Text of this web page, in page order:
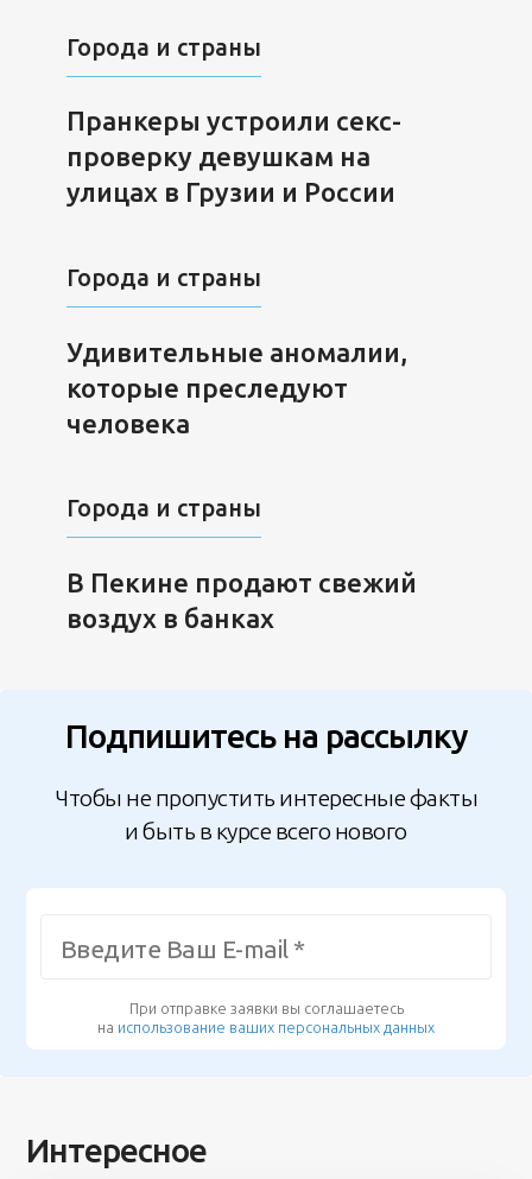
Города и страны
Пранкеры устроили секс-
проверку девушкам на
улицах в Грузии и России
Города и страны
Удивительные аномалии,
которые преследуют
человека
Города и страны
В Пекине продают свежий
воздух в банках
Подпишитесь на рассылку
Чтобы не пропустить интересные факты
и быть в курсе всего нового
При отправке заявки вы соглашаетесь
на использование ваших персональных данных
Интересное